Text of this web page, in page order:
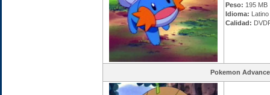
Peso: 195 MB
Idioma: Latino
Calidad:
Pokemon